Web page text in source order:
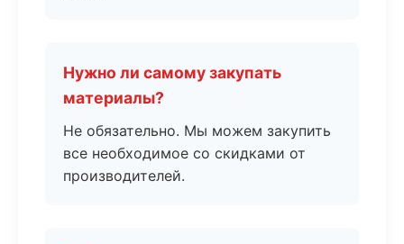
Нужно ли самому закупать
материалы?
Не обязательно. Мы можем закупить
все необходимое со скидками от
производителей.